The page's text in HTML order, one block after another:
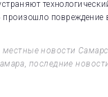
местные новости
, последние